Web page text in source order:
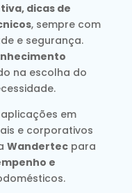
dicas de
, sempre com
e segurança.
na escolha do
em
e corporativos
Wandertecpara
e